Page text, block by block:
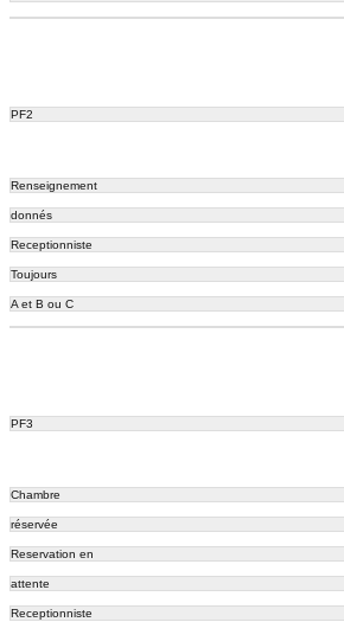
PF2
Renseignement
donnés
Receptionniste
Toujours
A et B ou C
PF3
Chambre
réservée
Reservation en
attente
Receptionniste